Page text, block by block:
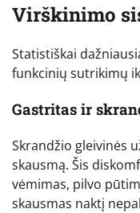
Virškinimo
Statistiškai
funkcinių sutrikimų
Gastritas ir
Skrandžio gleivinės
skausmą. Šis
vėmimas, pilvo
skausmas naktį